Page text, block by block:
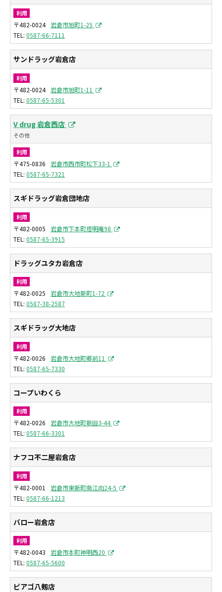
利用
〒482-0024
岩倉市旭町1-25
0587-66-7111
サンドラッグ岩倉店
利用
〒482-0024
岩倉市旭町1-11
0587-65-5301
V drug 岩倉西店
その他
利用
〒475-0836
岩倉市西市町松下33-1
0587-65-7321
スギドラッグ岩倉団地店
利用
〒482-0005
岩倉市下本町燈明庵98
0587-65-3915
ドラッグユタカ岩倉店
利用
〒482-0025
岩倉市大地新町1-72
0587-38-2587
スギドラッグ大地店
利用
〒482-0026
岩倉市大地町郷前11
0587-65-7330
コープいわくら
利用
〒482-0026
岩倉市大地町新田3-44
0587-66-3301
ナフコ不二屋岩倉店
利用
〒482-0001
岩倉市東新町南江向24-5
0587-66-1213
バロー岩倉店
利用
〒482-0043
岩倉市本町神明西20
0587-65-5600
ピアゴ八剱店